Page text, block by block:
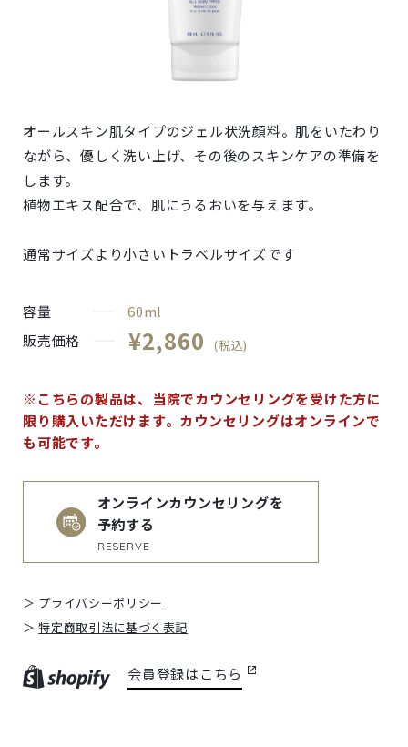
オールスキン肌タイプのジェル状洗顔料。肌をいたわり
ながら、優しく洗い上げ、その後のスキンケアの準備を
します。
植物エキス配合で、肌にうるおいを与えます。
通常サイズより小さいトラベルサイズです
容量
60ml
販売価格
¥2,860 (税込)
※こちらの製品は、当院でカウンセリングを受けた方に
限り購入いただけます。カウンセリングはオンラインで
も可能です。
オンラインカウンセリングを
予約する
RESERVE
プライバシーポリシー
特定商取引法に基づく表記
会員登録はこちら